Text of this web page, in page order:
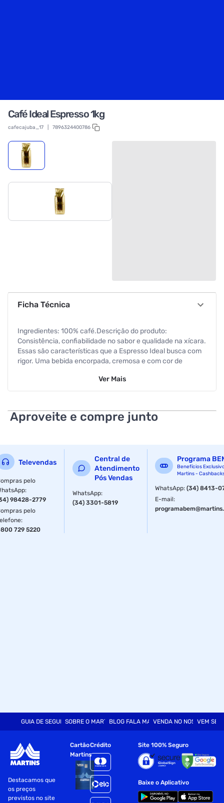
Café Ideal Espresso 1kg
cafecajuba_17 7896324400786
Ficha Técnica
Ingredientes: 100% café.Descrição do produto:
Consistência, confiabilidade no sabor e qualidade na xícara.
Essas são características que a Espresso Ideal busca com
rigor. Uma bebida encorpada, cremosa e com cor de
/ bebida ¿ dura / torra ¿ média / corpo ¿encorpado.
Ver Mais
Aproveite e compre junto
Televendas
pelo
:
98428-2779
pelo
:
729 5220
Central de
Atendimento
Pós Vendas
WhatsApp:
(34) 3301-5819
Programa
Benefícios
Martins -
WhatsApp:(34) 8413-
E-mail:
GUIA DE SEGURANÇASOBRE O MARTINSBLOG FALA MARTVENDA NO NOSSO SITE
VEM SER
Destacamos que
os preços
previstos no site
Cartão
Martins
Crédito Site 100% Seguro
Baixe o Aplicativo